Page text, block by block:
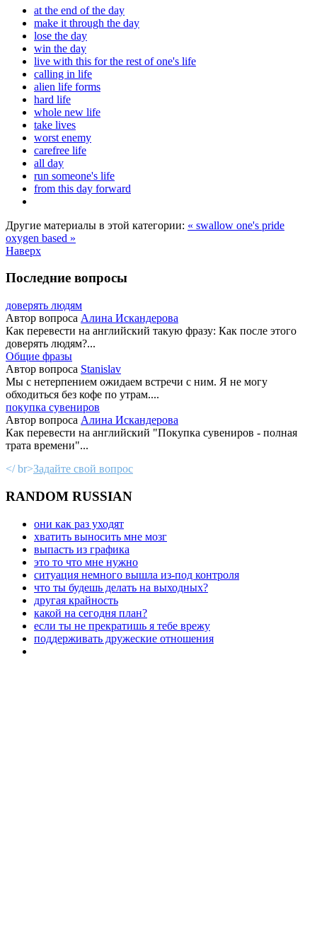
at the end of the day
make it through the day
lose the day
win the day
live with this for the rest of one's life
calling in life
alien life forms
hard life
whole new life
take lives
worst enemy
carefree life
all day
run someone's life
from this day forward
Другие материалы в этой категории: « swallow one's pride
oxygen based »
Наверх
Последние вопросы
доверять людям
Автор вопроса Алина Искандерова
Как перевести на английский такую фразу: Как после этого
доверять людям?...
Общие фразы
Автор вопроса Stanislav
Мы с нетерпением ожидаем встречи с ним. Я не могу
обходиться без кофе по утрам....
покупка сувениров
Автор вопроса Алина Искандерова
Как перевести на английский "Покупка сувениров - полная
трата времени"...
</ br>Задайте свой вопрос
RANDOM RUSSIAN
они как раз уходят
хватить выносить мне мозг
выпасть из графика
это то что мне нужно
ситуация немного вышла из-под контроля
что ты будешь делать на выходных?
другая крайность
какой на сегодня план?
если ты не прекратишь я тебе врежу
поддерживать дружеские отношения